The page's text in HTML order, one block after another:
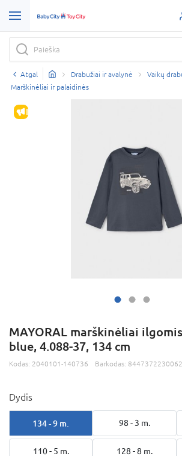
Atgal Drabužiai ir avalynė
Vaikų
Marškinėliai ir palaidinės
IŠPARDAVIMAS
MAYORAL marškinėliai
blue, 4.088-37, 134 cm
Kodas: 2040101-140736 Barkodas: 8447372230062
Dydis
134 - 9 m. 98 - 3 m.
110 - 5 m. 128 - 8 m.